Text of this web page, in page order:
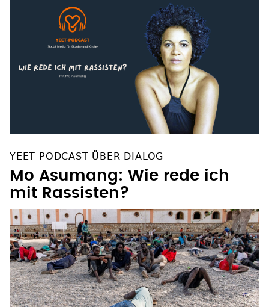
YEET PODCAST ÜBER DIALOG
Mo Asumang: Wie rede ich
mit Rassisten?